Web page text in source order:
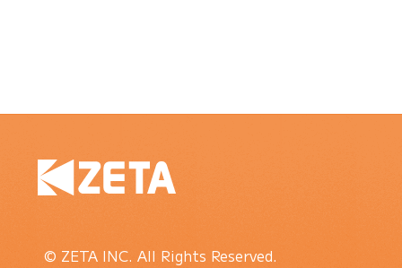
© ZETA INC. All Rights Reserved.